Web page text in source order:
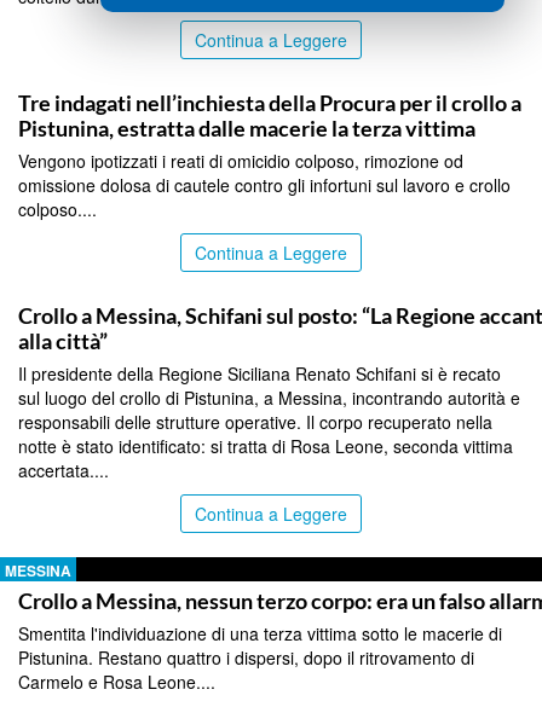
Continua a Leggere
Tre indagati nell’inchiesta della Procura per il crollo a
Pistunina, estratta dalle macerie la terza vittima
Vengono ipotizzati i reati di omicidio colposo, rimozione od
omissione dolosa di cautele contro gli infortuni sul lavoro e crollo
colposo....
Continua a Leggere
Crollo a Messina, Schifani sul posto: “La Regione
alla città”
Il presidente della Regione Siciliana Renato Schifani si è recato
sul luogo del crollo di Pistunina, a Messina, incontrando autorità e
responsabili delle strutture operative. Il corpo recuperato nella
notte è stato identificato: si tratta di Rosa Leone, seconda vittima
accertata....
Continua a Leggere
MESSINA
Crollo a Messina, nessun terzo corpo: era un falso
Smentita l'individuazione di una terza vittima sotto le macerie di
Pistunina. Restano quattro i dispersi, dopo il ritrovamento di
Carmelo e Rosa Leone....